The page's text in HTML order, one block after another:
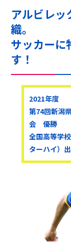
アルビレッ
織。
サッカーに
す！
2021年度
第74回新潟
会 優勝
全国高等学
ターハイ）